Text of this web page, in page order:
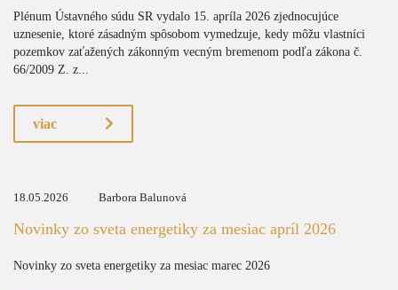
Plénum Ústavného súdu SR vydalo 15. apríla 2026 zjednocujúce
uznesenie, ktoré zásadným spôsobom vymedzuje, kedy môžu vlastníci
pozemkov zaťažených zákonným vecným bremenom podľa zákona č.
66/2009 Z. z...
viac
18.05.2026 Barbora Balunová
Novinky zo sveta energetiky za mesiac apríl 2026
Novinky zo sveta energetiky za mesiac marec 2026